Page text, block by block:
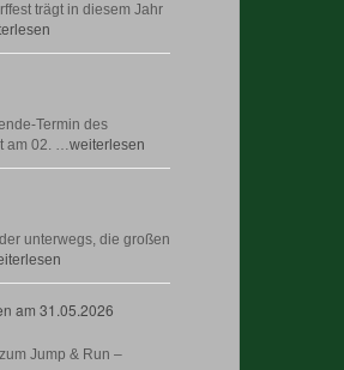
trägt in diesem Jahr
Termin des
am 02. …weiterlesen
unterwegs, die großen
am 31.05.2026
Jump & Run –